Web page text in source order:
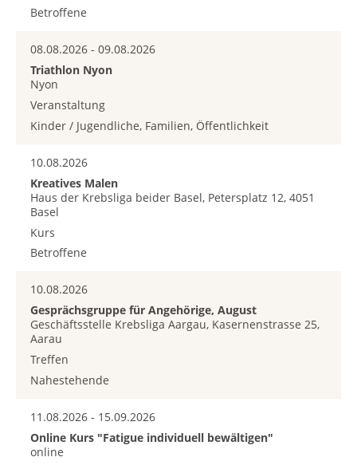
Betroffene
08.08.2026 - 09.08.2026
Triathlon Nyon
Nyon
Veranstaltung
Kinder / Jugendliche, Familien, Öffentlichkeit
10.08.2026
Kreatives Malen
Haus der Krebsliga beider Basel, Petersplatz 12, 4051
Basel
Kurs
Betroffene
10.08.2026
Gesprächsgruppe für Angehörige, August
Geschäftsstelle Krebsliga Aargau, Kasernenstrasse 25,
Aarau
Treffen
Nahestehende
11.08.2026 - 15.09.2026
Online Kurs "Fatigue individuell bewältigen"
online